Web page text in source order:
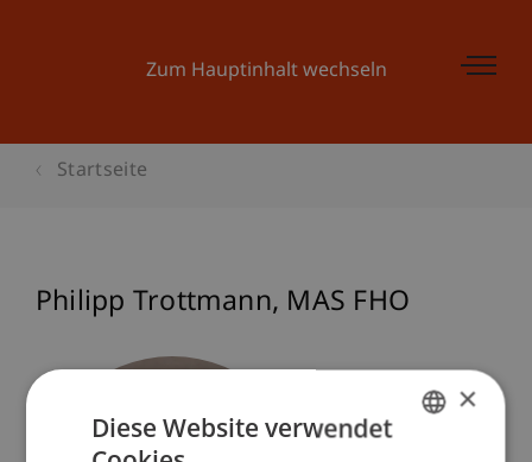
Zum Hauptinhalt wechseln
Startseite
Philipp Trottmann MAS FHO
×
Diese Website verwendet